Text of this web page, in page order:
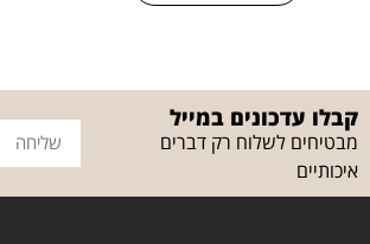
קבלו עדכונים במייל
מבטיחים לשלוח רק דברים
איכותיים